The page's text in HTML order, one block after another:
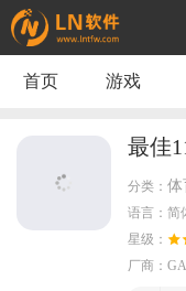
首页 游戏
最佳
分类： 体
语言： 简
星级：
厂商：